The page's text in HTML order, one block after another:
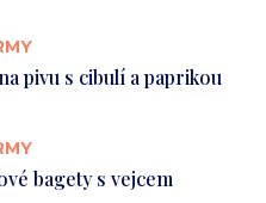
pivu s cibulí a paprikou
bagety s vejcem